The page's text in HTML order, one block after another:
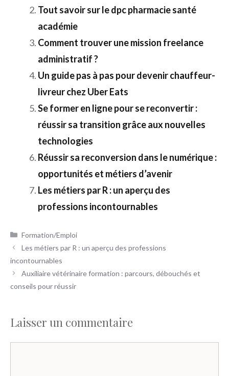
Tout savoir sur le dpc pharmacie santé
académie
Comment trouver une mission freelance
administratif ?
Un guide pas à pas pour devenir chauffeur-
livreur chez Uber Eats
Se former en ligne pour se reconvertir :
réussir sa transition grâce aux nouvelles
technologies
Réussir sa reconversion dans le numérique :
opportunités et métiers d’avenir
Les métiers par R : un aperçu des
professions incontournables
Catégories
Formation/Emploi
Les métiers par R : un aperçu des professions
incontournables
Auxiliaire vétérinaire formation : parcours, débouchés et
conseils pour réussir
Laisser un commentaire